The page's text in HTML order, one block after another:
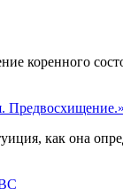
коренного
Предвосхищение.»
как она